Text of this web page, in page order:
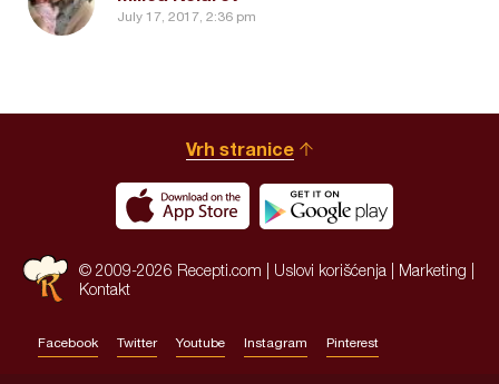
July 17, 2017, 2:36 pm
Vrh stranice
© 2009-2026 Recepti.com | Uslovi korišćenja Marketing
Kontakt
Facebook Twitter Youtube Instagram Pinterest